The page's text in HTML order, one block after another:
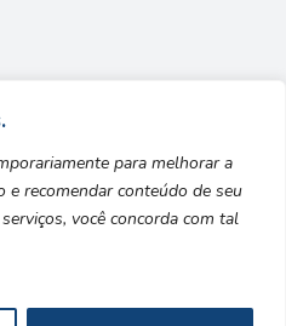
para melhorar a
e recomendar conteúdo de seu
você concorda com tal